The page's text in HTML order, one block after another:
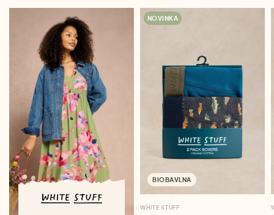
NOVINKA
BIOBAVLNA
WHITE STUFF